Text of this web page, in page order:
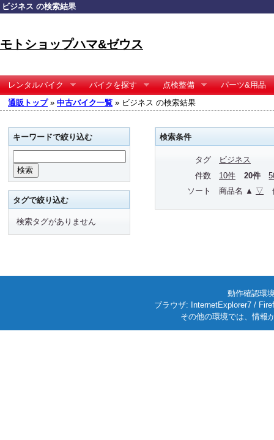
ビジネス の検索結果
モトショップハマ&ゼウス
レンタルバイク バイクを探す 点検整備
パーツ&用品
通販トップ» 中古バイク一覧 » ビジネス の検索結果
検索条件
タグ
ビジネス
件数
10件 20件
ソート
商品名 ▲ ▽
キーワードで絞り込む
タグで絞り込む
検索タグがありません
動作確認環
ブラウザ: InternetExplorer7 /
その他の環境では、情報